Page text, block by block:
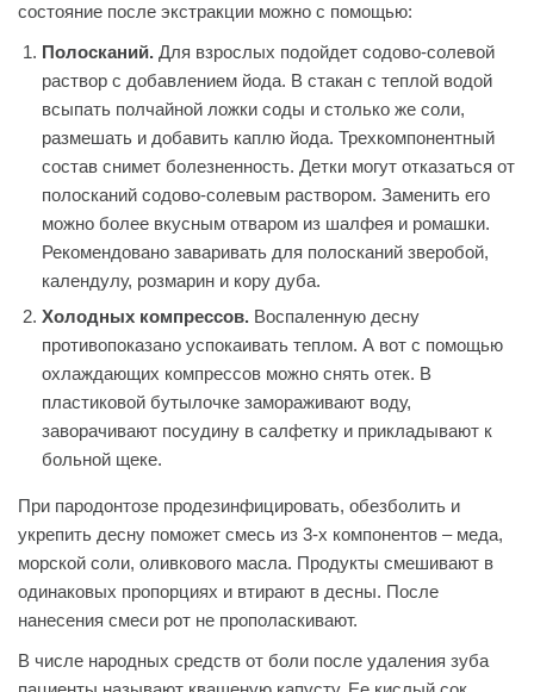
состояние после экстракции можно с помощью:
Полосканий. Для взрослых подойдет содово-солевой
раствор с добавлением йода. В стакан с теплой водой
всыпать полчайной ложки соды и столько же соли,
размешать и добавить каплю йода. Трехкомпонентный
состав снимет болезненность. Детки могут отказаться от
полосканий содово-солевым раствором. Заменить его
можно более вкусным отваром из шалфея и ромашки.
Рекомендовано заваривать для полосканий зверобой,
календулу, розмарин и кору дуба.
Холодных компрессов. Воспаленную десну
противопоказано успокаивать теплом. А вот с помощью
охлаждающих компрессов можно снять отек. В
пластиковой бутылочке замораживают воду,
заворачивают посудину в салфетку и прикладывают к
больной щеке.
При пародонтозе продезинфицировать, обезболить и
укрепить десну поможет смесь из 3-х компонентов – меда,
морской соли, оливкового масла. Продукты смешивают в
одинаковых пропорциях и втирают в десны. После
нанесения смеси рот не прополаскивают.
В числе народных средств от боли после удаления зуба